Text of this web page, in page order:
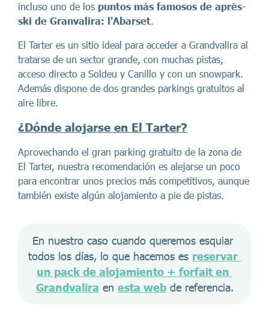
incluso uno de los puntos más famosos de après-
ski de Granvalira: l'Abarset.
El Tarter es un sitio ideal para acceder a Grandvalira al
tratarse de un sector grande, con muchas pistas,
acceso directo a Soldeu y Canillo y con un snowpark.
Además dispone de dos grandes parkings gratuitos al
aire libre.
¿Dónde alojarse en El Tarter?
Aprovechando el gran parking gratuito de la zona de
El Tarter, nuestra recomendación es alejarse un poco
para encontrar unos precios más competitivos, aunque
también existe algún alojamiento a pie de pistas.
En nuestro caso cuando queremos esquiar
todos los días, lo que hacemos es reservar
un pack de alojamiento + forfait en
Grandvalira en esta web de referencia.